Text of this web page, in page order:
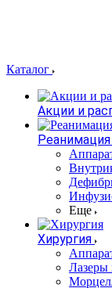
Каталог
Акции и
Реанимация
Еще
Хирургия
Лазеры